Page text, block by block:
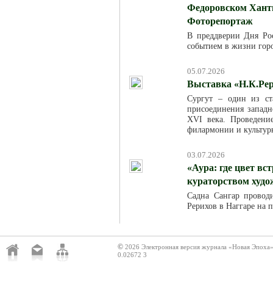
Федоровском
Фоторепортаж
В преддверии Дня
событием в жизни
05.07.2026
Выставка
Сургут – один из
присоединения
XVI века.
филармонии и
03.07.2026
«Аура: где цвет
кураторством
Садна Сангар
Рерихов в Наггаре на
© 2026 Электронная версия журнала «Новая Эпоха»
0.02672 3